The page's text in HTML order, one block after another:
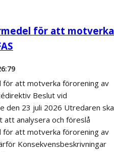
för att motverka
för att motverka förorening av
Beslut vid
den 23 juli 2026 Utredaren ska
att analysera och föreslå
för att motverka förorening av
Konsekvensbeskrivningar